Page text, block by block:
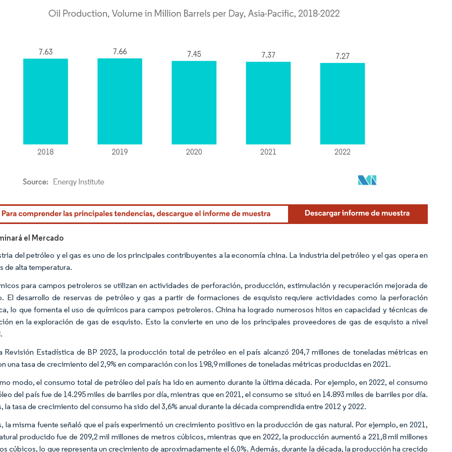
Intelligence. El uso requiere atribución según CC BY 4.0.
el Mercado
del petróleo y el gas es uno de los principales contribuyentes a la economía china. La industria del petróleo y el gas opera en
de alta temperatura.
para campos petroleros se utilizan en actividades de perforación, producción, estimulación y recuperación mejorada de
El desarrollo de reservas de petróleo y gas a partir de formaciones de esquisto requiere actividades como la perforación
lo que fomenta el uso de químicos para campos petroleros. China ha logrado numerosos hitos en capacidad y técnicas de
en la exploración de gas de esquisto. Esto la convierte en uno de los principales proveedores de gas de esquisto a nivel
Revisión Estadística de BP 2023, la producción total de petróleo en el país alcanzó 204,7 millones de toneladas métricas en
una tasa de crecimiento del 2,9% en comparación con los 198,9 millones de toneladas métricas producidas en 2021.
modo, el consumo total de petróleo del país ha ido en aumento durante la última década. Por ejemplo, en 2022, el consumo
del país fue de 14.295 miles de barriles por día, mientras que en 2021, el consumo se situó en 14.893 miles de barriles por día.
la tasa de crecimiento del consumo ha sido del 3,6% anual durante la década comprendida entre 2012 y 2022.
la misma fuente señaló que el país experimentó un crecimiento positivo en la producción de gas natural. Por ejemplo, en 2021,
producido fue de 209,2 mil millones de metros cúbicos, mientras que en 2022, la producción aumentó a 221,8 mil millones
cúbicos, lo que representa un crecimiento de aproximadamente el 6,0%. Además, durante la década, la producción ha crecido